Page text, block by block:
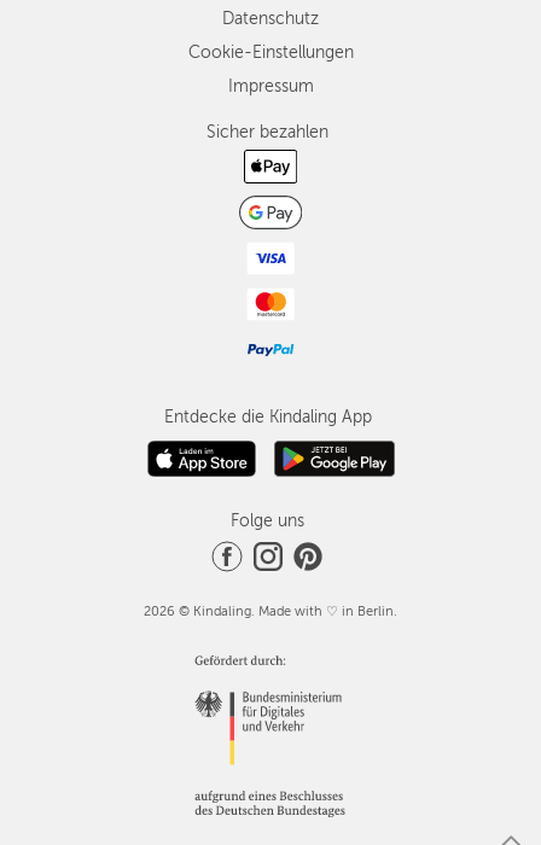
Datenschutz
Cookie-Einstellungen
Impressum
Sicher bezahlen
Entdecke die Kindaling App
Folge uns
2026 © Kindaling. Made with ♡ in Berlin.